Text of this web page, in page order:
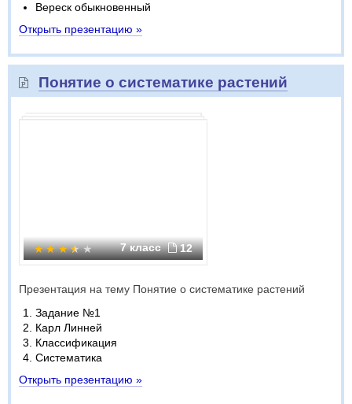
Вереск обыкновенный
Открыть презентацию »
Понятие о систематике растений
7 класс 12
Презентация на тему Понятие о систематике растений
Задание №1
Карл Линней
Классификация
Систематика
Открыть презентацию »